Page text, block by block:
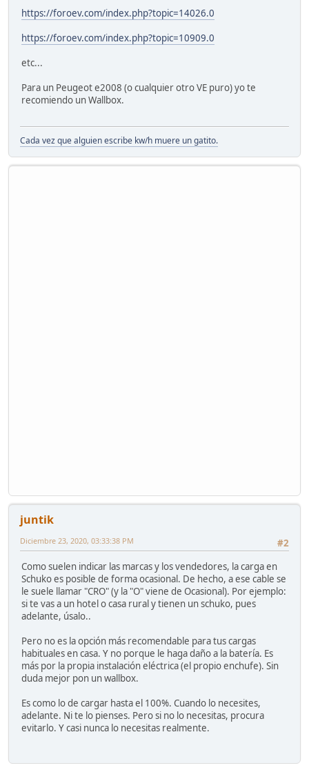
https://foroev.com/index.php?topic=14026.0
https://foroev.com/index.php?topic=10909.0
etc...
Para un Peugeot e2008 (o cualquier otro VE puro) yo te
recomiendo un Wallbox.
Cada vez que alguien escribe kw/h muere un gatito.
juntik
#2
Diciembre 23, 2020, 03:33:38 PM
Como suelen indicar las marcas y los vendedores, la carga en
Schuko es posible de forma ocasional. De hecho, a ese cable se
le suele llamar "CRO" (y la "O" viene de Ocasional). Por ejemplo:
si te vas a un hotel o casa rural y tienen un schuko, pues
adelante, úsalo..
Pero no es la opción más recomendable para tus cargas
habituales en casa. Y no porque le haga daño a la batería. Es
más por la propia instalación eléctrica (el propio enchufe). Sin
duda mejor pon un wallbox.
Es como lo de cargar hasta el 100%. Cuando lo necesites,
adelante. Ni te lo pienses. Pero si no lo necesitas, procura
evitarlo. Y casi nunca lo necesitas realmente.